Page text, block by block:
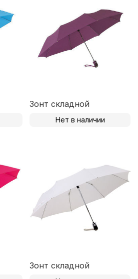
Зонт складной
Нет в наличии
Зонт складной